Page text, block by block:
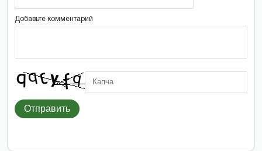
Добавьте комментарий
Отправить